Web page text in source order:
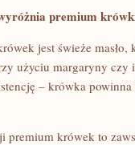
premium
jest świeże
użyciu margaryny czy
– krówka
krówek to